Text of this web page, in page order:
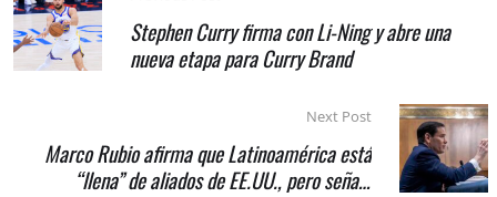
Stephen Curry firma con Li-Ning y abre una
nueva etapa para Curry Brand
Next Post
Marco Rubio afirma que Latinoamérica está
“llena” de aliados de EE.UU., pero señala